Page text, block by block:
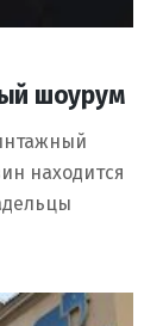
шоурум
находится